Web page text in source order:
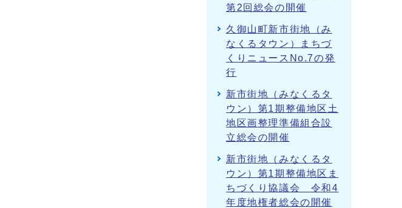
第2回総会の開催
久御山町新市街地（み
なくるタウン）まちづ
くりニュースNo.7の発
行
新市街地（みなくるタ
ウン）第1期整備地区土
地区画整理準備組合設
立総会の開催
新市街地（みなくるタ
ウン）第1期整備地区ま
ちづくり協議会 令和4
年度地権者総会の開催